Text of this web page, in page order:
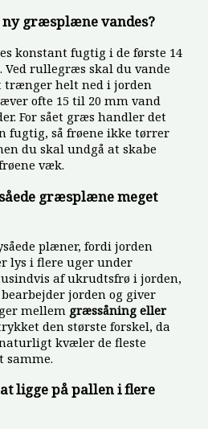
ny græsplæne vandes?
konstant fugtig i de første 14
Ved rullegræs skal du vande
trænger helt ned i jorden
ofte 15 til 20 mm vand
For sået græs handler det
fugtig, så frøene ikke tørrer
du skal undgå at skabe
væk.
græsplæne meget
plæner, fordi jorden
lys i flere uger under
af ukrudtsfrø i jorden,
jorden og giver
mellem græssåning eller
den største forskel, da
kvæler de fleste
samme.
ligge på pallen i flere